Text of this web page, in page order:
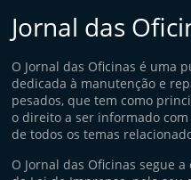
Jornal das
O Jornal das Oficinas é uma
dedicada à manutenção e
pesados, que tem como
o direito a ser informado
de todos os temas
O Jornal das Oficinas segue